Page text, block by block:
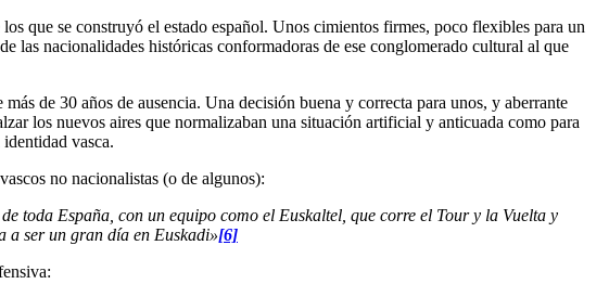
que se construyó el estado español. Unos cimientos firmes, poco flexibles para un
las nacionalidades históricas conformadoras de ese conglomerado cultural al que
de 30 años de ausencia. Una decisión buena y correcta para unos, y aberrante
los nuevos aires que normalizaban una situación artificial y anticuada como para
vasca.
no nacionalistas (o de algunos):
toda España, con un equipo como el Euskaltel, que corre el Tour y la Vuelta y
a ser un gran día en Euskadi»[6]